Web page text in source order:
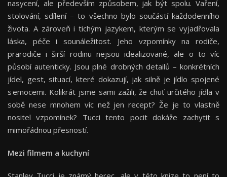
nasycení, ale především způsobem, jak být spolu. Vaření,
stolování, sdílení – to všechno bylo součástí každodenního
života. A zároveň i tichým jazykem, kterým se vyjadřovala
láska, péče i sounáležitost. Jeho vzpomínky na rodiče,
prarodiče i širší rodinu nejsou idealizované, ale o to víc
působí autenticky. Jsou plné drobných detailů – konkrétních
jídel, gest, situací, které dokazují, jak silně je jídlo spojené
s emocemi. Kolikrát jsme sami zažili, že chuť určitého jídla v
sobě nese mnohem víc než jen recept? Že je to vlastně
nositel vzpomínek? Tucci tento pocit dokáže zachytit s
mimořádnou přesností.
Mezi filmem a kuchyní